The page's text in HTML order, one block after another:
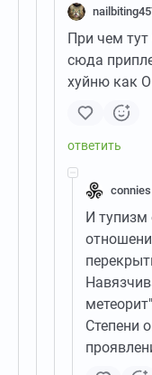
При чем
сюда
хуйню как
connies
И тупизм
Степени